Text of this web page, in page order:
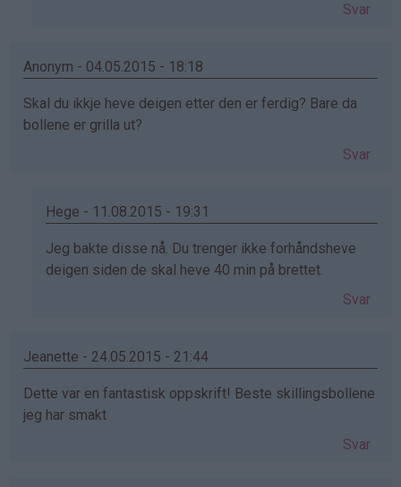
bekreftet)
Svar
Anonym - 04.05.2015 - 18:18
Skal du ikkje heve deigen etter den er ferdig? Bare da
bollene er grilla ut?
Svar
Hege - 11.08.2015 - 19:31
Som
svar
(ikke
Jeg bakte disse nå. Du trenger ikke forhåndsheve
deigen siden de skal heve 40 min på brettet.
Svar
Jeanette - 24.05.2015 - 21:44
Dette var en fantastisk oppskrift! Beste skillingsbollene
jeg har smakt
Svar